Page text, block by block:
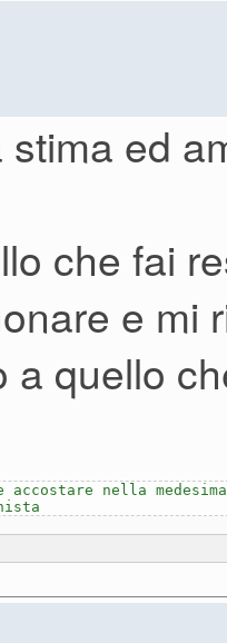
stima ed
che fai
e mi
a quello
accostare nella